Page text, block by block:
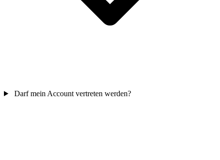
Darf mein Account vertreten werden?